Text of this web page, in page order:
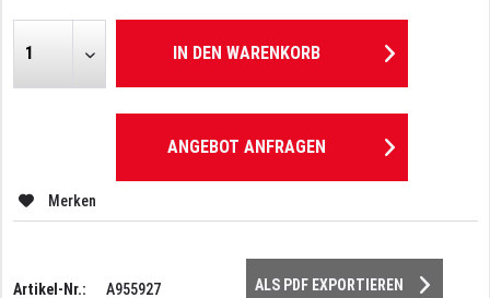
IN DEN WARENKORB
ANGEBOT ANFRAGEN
Merken
Artikel-Nr.: A955927 ALS PDF EXPORTIEREN